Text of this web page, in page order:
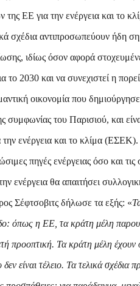
ΕΕ για την ενέργεια και το
σχέδια αντιπροσωπεύουν ήδη
ιδίως όσον αφορά
το 2030 και να συνεχιστεί η
οικονομία που δημιούργησε
του Παρισιού, και
την ενέργεια και το κλίμα
πηγές ενέργειας όσο και
ενέργεια θα απαιτήσει
Σέφτσοβιτς δήλωσε τα εξής: «
όπως η ΕΕ, τα κράτη μέλη
προοπτική. Τα κράτη μέλη έχουν
είναι τέλειο. Τα τελικά σχέδια